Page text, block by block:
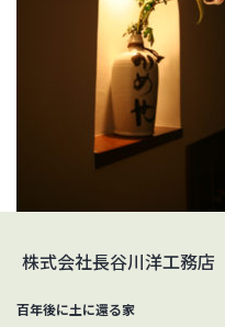
株式会社長谷川洋工務店
百年後に土に還る家